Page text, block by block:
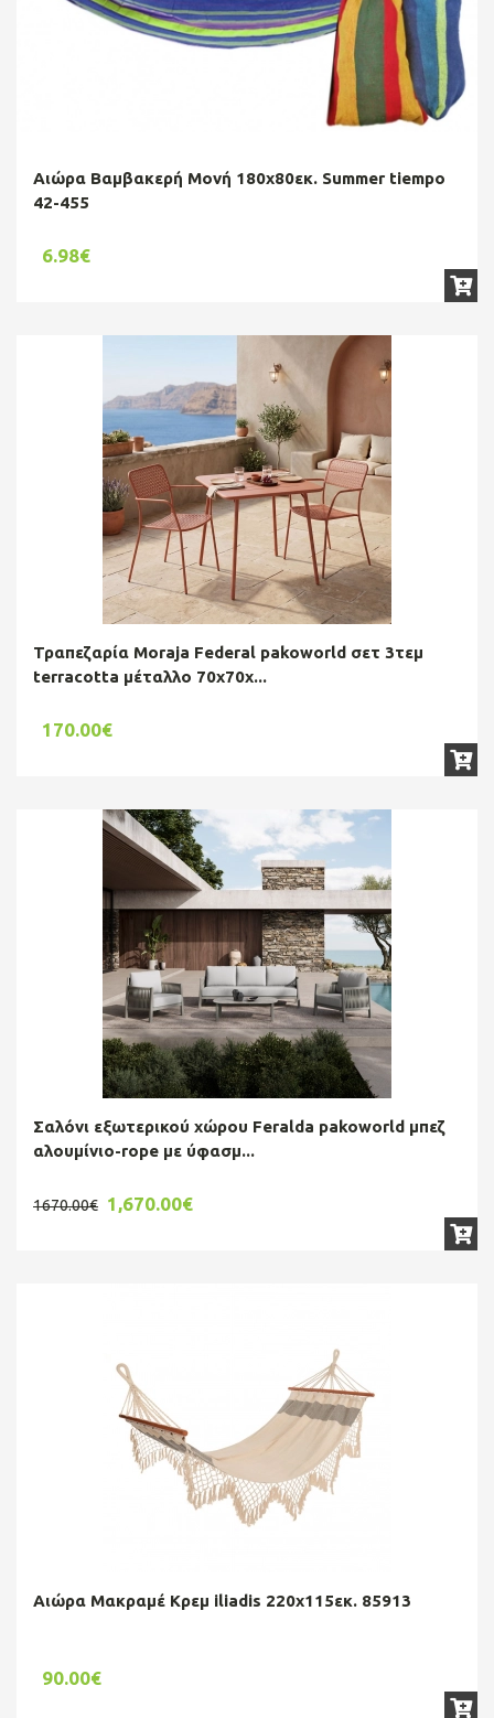
Αιώρα Βαμβακερή Μονή 180x80εκ. Summer tiempo
42-455
6.98€
Τραπεζαρία Moraja Federal pakoworld σετ 3τεμ
terracotta μέταλλο 70x70x...
170.00€
Σαλόνι εξωτερικού χώρου Feralda pakoworld μπεζ
αλουμίνιο-rope με ύφασμ...
1670.00€ 1,670.00€
Αιώρα Μακραμέ Κρεμ iliadis 220x115εκ. 85913
90.00€